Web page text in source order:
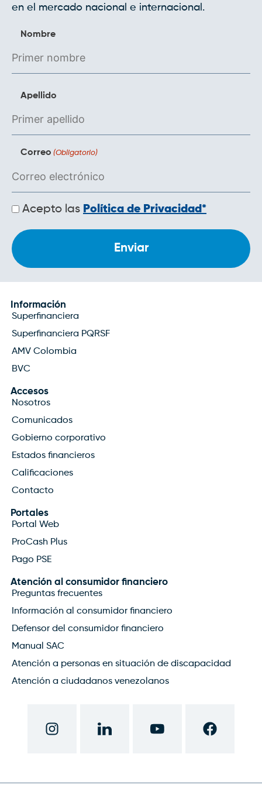
en el mercado nacional e internacional.
Nombre
Apellido
Correo (Obligatorio)
Políticas
de
Acepto las Política de Privacidad*
Información
Superfinanciera
Superfinanciera PQRSF
AMV Colombia
BVC
Accesos
Nosotros
Comunicados
Gobierno corporativo
Estados financieros
Calificaciones
Contacto
Portales
Portal Web
ProCash Plus
Pago PSE
Atención al consumidor financiero
Preguntas frecuentes
Información al consumidor financiero
Defensor del consumidor financiero
Manual SAC
Atención a personas en situación de discapacidad
Atención a ciudadanos venezolanos